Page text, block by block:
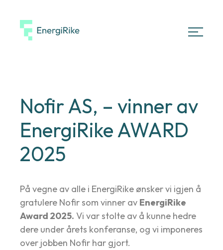
Nofir AS, – vinner av
EnergiRike AWARD
2025
På vegne av alle i EnergiRike ønsker vi igjen å
gratulere Nofir som vinner av EnergiRike
Award 2025. Vi var stolte av å kunne hedre
dere under årets konferanse, og vi imponeres
over jobben Nofir har gjort.